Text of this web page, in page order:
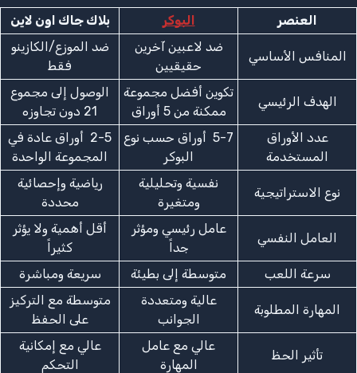
العنصر البوكر بلاك جاك اون لاين
المنافس الأساسي
ضد لاعبين آخرين
حقيقيين
ضد الموزع/الكازينو
فقط
الهدف الرئيسي
تكوين أفضل مجموعة
ممكنة من 5 أوراق
الوصول إلى مجموع
21 دون تجاوزه
عدد الأوراق
المستخدمة
5-7 أوراق حسب نوع
البوكر
2-5 أوراق عادة في
المجموعة الواحدة
نوع الاستراتيجية
نفسية وتحليلية
ومتغيرة
رياضية وإحصائية
محددة
العامل النفسي
عامل رئيسي ومؤثر
جداً
أقل أهمية ولا يؤثر
كثيراً
سرعة اللعب
متوسطة إلى بطيئة سريعة ومباشرة
المهارة المطلوبة
عالية ومتعددة
الجوانب
متوسطة مع التركيز
على الحفظ
تأثير الحظ
عالي مع عامل
المهارة
عالي مع إمكانية
التحكم